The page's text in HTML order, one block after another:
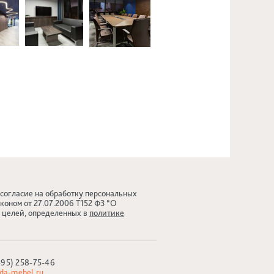
на обработку персональных
от 27.07.2006 Т152 ФЗ “О
определенных в политике
258-75-46